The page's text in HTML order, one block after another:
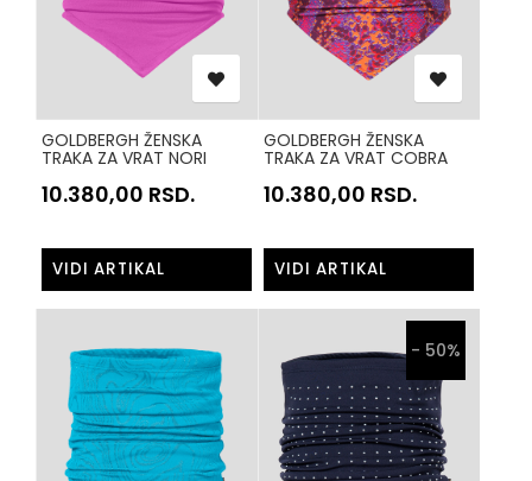
GOLDBERGH ŽENSKA
TRAKA ZA VRAT NORI
5643
10.380,00 RSD.
VIDI ARTIKAL
GOLDBERGH ŽENSKA
TRAKA ZA VRAT COBRA
0013
10.380,00 RSD.
VIDI ARTIKAL
- 50%